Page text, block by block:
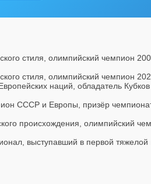
стиля, олимпийский чемпион
стиля, олимпийский чемпион
наций, обладатель
СССР и Европы, призёр
происхождения, олимпийский
выступавший в первой